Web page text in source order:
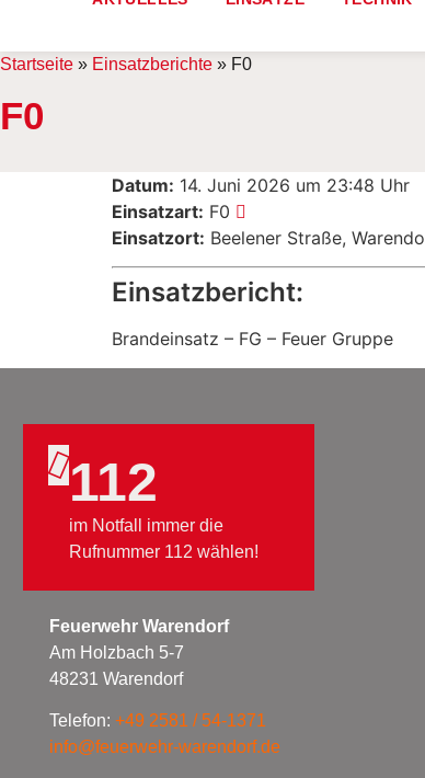
Startseite » Einsatzberichte » F0
F0
Datum: 14. Juni 2026 um 23:48 Uhr
Einsatzart: F0
Einsatzort: Beelener Straße,
Einsatzbericht:
Brandeinsatz – FG – Feuer Gruppe
112
im Notfall immer die
Rufnummer 112 wählen!
Feuerwehr Warendorf
Am Holzbach 5-7
48231 Warendorf
Telefon: +49 2581 / 54-1371
info@feuerwehr-warendorf.de